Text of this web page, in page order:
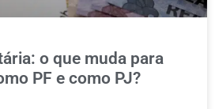
o que muda para
PF e como PJ?